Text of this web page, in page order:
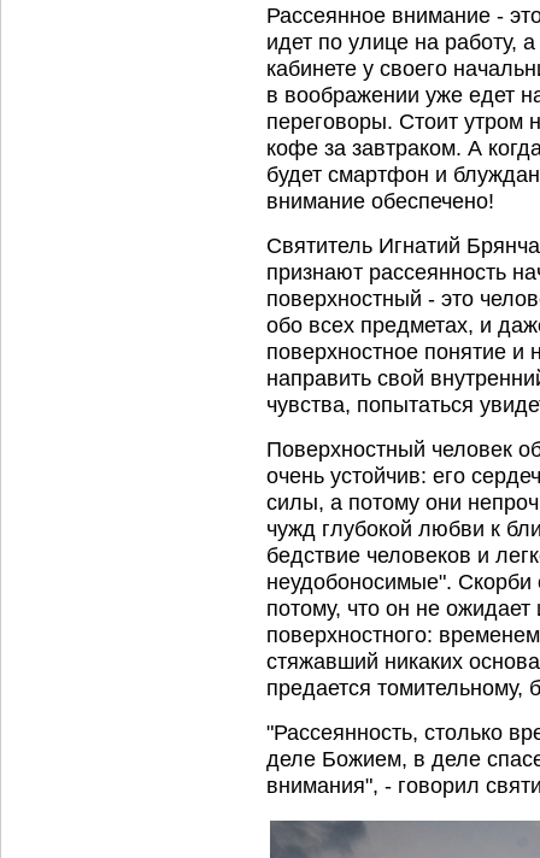
Рассеянное внимание -
идет по улице на работу,
кабинете у своего
в воображении уже едет
переговоры. Стоит утром
кофе за завтраком. А
будет смартфон и
внимание обеспечено!
Святитель Игнатий
признают рассеянность
поверхностный - это
обо всех предметах, и
поверхностное понятие и
направить свой
чувства, попытаться
Поверхностный человек
очень устойчив: его
силы, а потому они
чужд глубокой любви к
бедствие человеков и
неудобоносимые". Скорби
потому, что он не ожидает
поверхностного:
стяжавший никаких
предается томительному,
"Рассеянность, столько
деле Божием, в деле
внимания", - говорил